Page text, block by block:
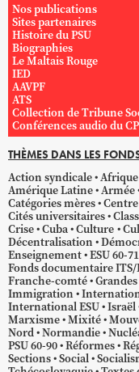
Nos publications
Sites partenaires
Histoire du PSU
Biographies
Le Maltais Rouge
IED
AAVPF
ATS
Collection de Tribune
Conférences audio du
THÈMES DANS LES
Action syndicale Afrique
Amérique Latine Armée
Catégories mères Centre
Cités universitaires
Crise Cuba Culture
Décentralisation
Enseignement ESU 60-71
Fonds documentaire ITS/
Franche-comté
Immigration
International ESU Israël
Marxisme Mixité
Nord Normandie
PSU 60-90 Réformes
Sections Social